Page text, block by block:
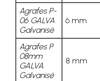
Agrafes P-
06 GALVA
Galvanisé
6 mm
Agrafes P
08mm
GALVA
Galvanisé
8 mm